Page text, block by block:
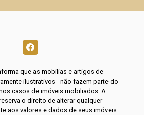
que as mobílias e artigos de
ilustrativos - não fazem parte do
casos de imóveis mobiliados. A
o direito de alterar qualquer
aos valores e dados de seus imóveis